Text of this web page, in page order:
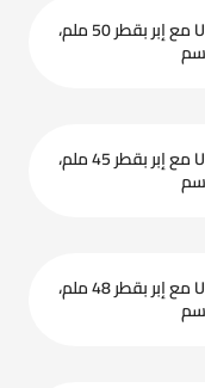
خيوط جراحية بولي جلايكوليك أسيد USP 1 مع إبر بقطر 50 ملم،
خيوط جراحية بولي جلايكوليك أسيد USP 0 مع إبر بقطر 45 ملم،
خيوط جراحية بولي جلايكوليك أسيد USP 0 مع إبر بقطر 48 ملم،